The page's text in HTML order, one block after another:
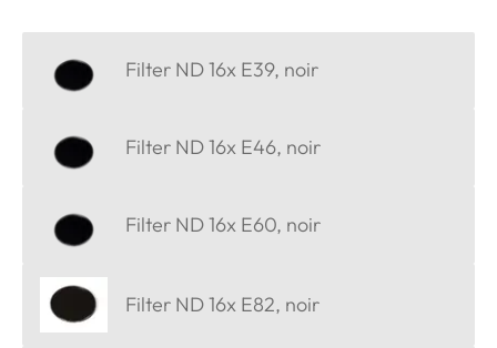
Filter ND 16x E39, noir
Filter ND 16x E46, noir
Filter ND 16x E60, noir
Filter ND 16x E82, noir